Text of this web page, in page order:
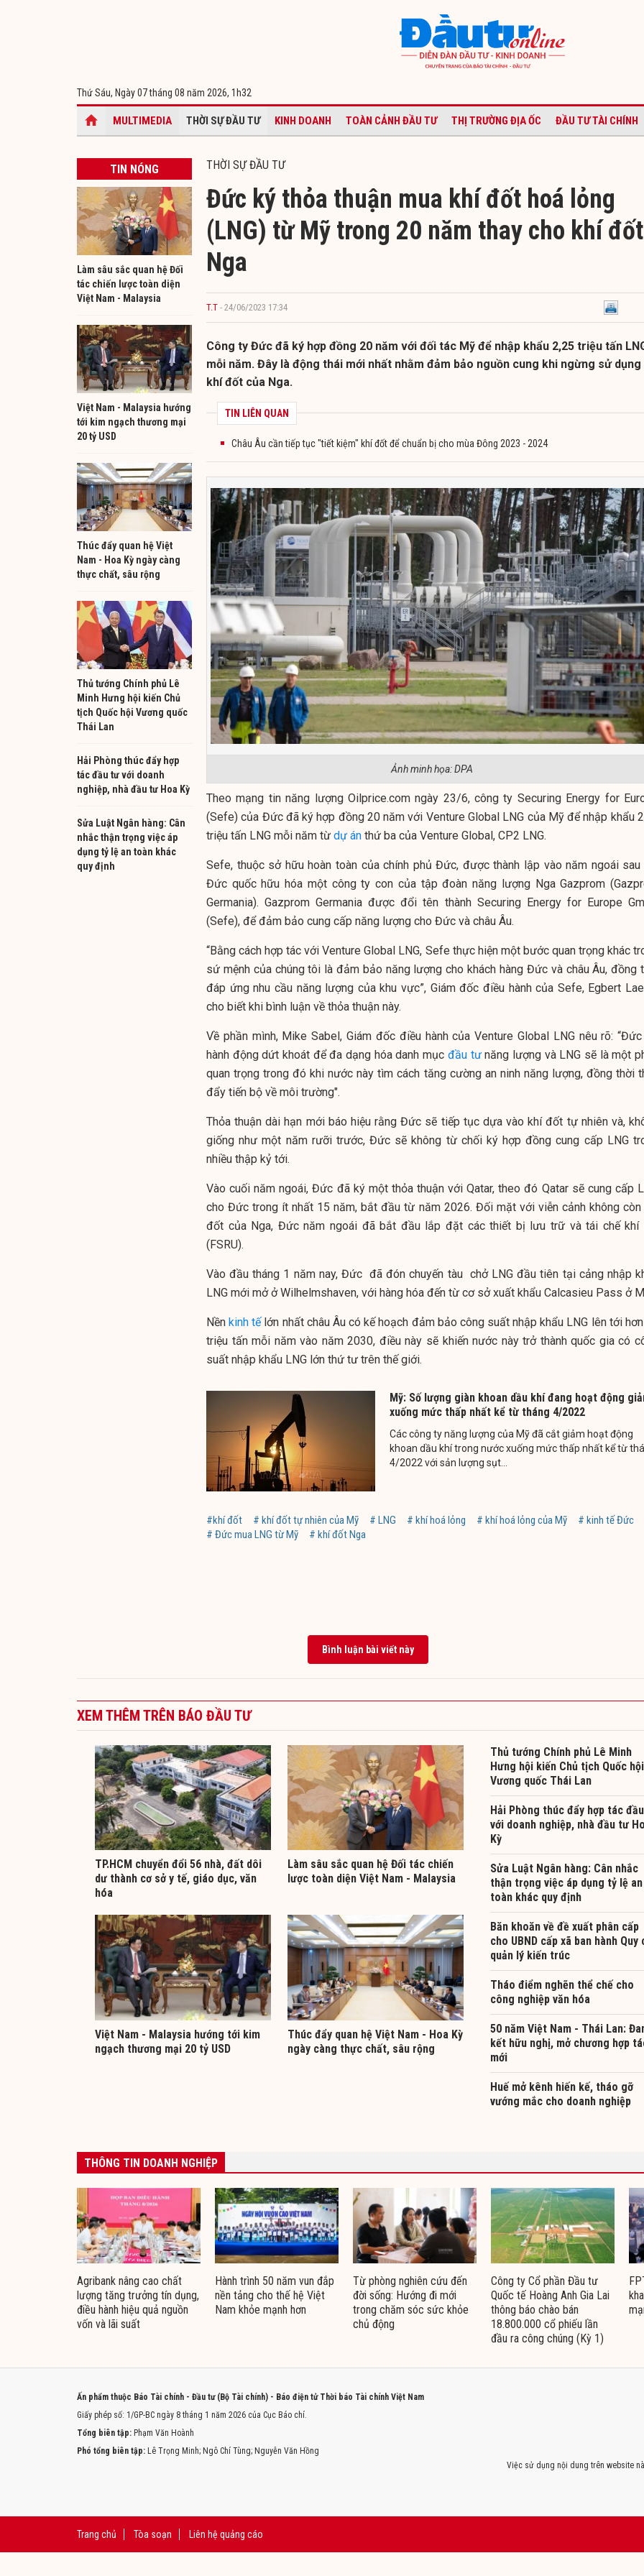
Thứ Sáu, Ngày 07 tháng 08 năm 2026, 1h32
MULTIMEDIA THỜI SỰ ĐẦU TƯ KINH DOANH TOÀN CẢNH ĐẦU TƯ THỊ TRƯỜNG ĐỊA ỐC ĐẦU TƯ TÀI CHÍNH
TIN NÓNG
Làm sâu sắc quan hệ Đối
tác chiến lược toàn diện
Việt Nam - Malaysia
Việt Nam - Malaysia hướng
tới kim ngạch thương mại
20 tỷ USD
Thúc đẩy quan hệ Việt
Nam - Hoa Kỳ ngày càng
thực chất, sâu rộng
Thủ tướng Chính phủ Lê
Minh Hưng hội kiến Chủ
tịch Quốc hội Vương quốc
Thái Lan
Hải Phòng thúc đẩy hợp
tác đầu tư với doanh
nghiệp, nhà đầu tư Hoa Kỳ
Sửa Luật Ngân hàng: Cân
nhắc thận trọng việc áp
dụng tỷ lệ an toàn khác
quy định
THỜI SỰ ĐẦU TƯ
Đức ký thỏa thuận mua khí đốt hoá lỏng
(LNG) từ Mỹ trong 20 năm thay cho khí đốt
Nga
T.T - 24/06/2023 17:34
Công ty Đức đã ký hợp đồng 20 năm với đối tác Mỹ để nhập khẩu 2,25 triệu tấn
mỗi năm. Đây là động thái mới nhất nhằm đảm bảo nguồn cung khi ngừng sử dụng
khí đốt của Nga.
TIN LIÊN QUAN
Châu Âu cần tiếp tục "tiết kiệm" khí đốt để chuẩn bị cho mùa Đông 2023 - 2024
Ảnh minh họa: DPA
Theo mạng tin năng lượng Oilprice.com ngày 23/6, công ty Securing Energy for
(Sefe) của Đức đã ký hợp đồng 20 năm với Venture Global LNG của Mỹ để nhập khẩu
triệu tấn LNG mỗi năm từ dự án thứ ba của Venture Global, CP2 LNG.
Sefe, thuộc sở hữu hoàn toàn của chính phủ Đức, được thành lập vào năm ngoái sau
Đức quốc hữu hóa một công ty con của tập đoàn năng lượng Nga Gazprom
Germania). Gazprom Germania được đổi tên thành Securing Energy for Europe
(Sefe), để đảm bảo cung cấp năng lượng cho Đức và châu Âu.
“Bằng cách hợp tác với Venture Global LNG, Sefe thực hiện một bước quan trọng khác
sứ mệnh của chúng tôi là đảm bảo năng lượng cho khách hàng Đức và châu Âu, đồng
đáp ứng nhu cầu năng lượng của khu vực”, Giám đốc điều hành của Sefe, Egbert
cho biết khi bình luận về thỏa thuận này.
Về phần mình, Mike Sabel, Giám đốc điều hành của Venture Global LNG nêu rõ:
hành động dứt khoát để đa dạng hóa danh mục đầu tưnăng lượng và LNG sẽ là một
quan trọng trong đó khi nước này tìm cách tăng cường an ninh năng lượng, đồng thời
đẩy tiến bộ về môi trường".
Thỏa thuận dài hạn mới báo hiệu rằng Đức sẽ tiếp tục dựa vào khí đốt tự nhiên và,
giống như một năm rưỡi trước, Đức sẽ không từ chối ký hợp đồng cung cấp LNG
nhiều thập kỷ tới.
Vào cuối năm ngoái, Đức đã ký một thỏa thuận với Qatar, theo đó Qatar sẽ cung cấp
cho Đức trong ít nhất 15 năm, bắt đầu từ năm 2026. Đối mặt với viễn cảnh không còn
đốt của Nga, Đức năm ngoái đã bắt đầu lắp đặt các thiết bị lưu trữ và tái chế khí
(FSRU).
Vào đầu tháng 1 năm nay, Đức đã đón chuyến tàu chở LNG đầu tiên tại cảng nhập
LNG mới mở ở Wilhelmshaven, với hàng hóa đến từ cơ sở xuất khẩu Calcasieu Pass ở
Nềnkinh tếlớn nhất châu Âu có kế hoạch đảm bảo công suất nhập khẩu LNG lên tới
triệu tấn mỗi năm vào năm 2030, điều này sẽ khiến nước này trở thành quốc gia có
suất nhập khẩu LNG lớn thứ tư trên thế giới.
Mỹ: Số lượng giàn khoan dầu khí đang hoạt động
xuống mức thấp nhất kể từ tháng 4/2022
Các công ty năng lượng của Mỹ đã cắt giảm hoạt động
khoan dầu khí trong nước xuống mức thấp nhất kể từ
4/2022 với sản lượng sụt...
#khí đốt # khí đốt tự nhiên của Mỹ # LNG # khí hoá lỏng # khí hoá lỏng của Mỹ
# kinh tế Đức
# Đức mua LNG từ Mỹ
# khí đốt Nga
Bình luận bài viết này
XEM THÊM TRÊN BÁO ĐẦU TƯ
TP.HCM chuyển đổi 56 nhà, đất dôi
dư thành cơ sở y tế, giáo dục, văn
hóa
Làm sâu sắc quan hệ Đối tác chiến
lược toàn diện Việt Nam - Malaysia
Việt Nam - Malaysia hướng tới kim
ngạch thương mại 20 tỷ USD
Thúc đẩy quan hệ Việt Nam - Hoa Kỳ
ngày càng thực chất, sâu rộng
Thủ tướng Chính phủ Lê Minh
Hưng hội kiến Chủ tịch Quốc hội
Vương quốc Thái Lan
Hải Phòng thúc đẩy hợp tác
với doanh nghiệp, nhà đầu tư
Kỳ
Sửa Luật Ngân hàng: Cân nhắc
thận trọng việc áp dụng tỷ lệ an
toàn khác quy định
Băn khoăn về đề xuất phân cấp
cho UBND cấp xã ban hành Quy
quản lý kiến trúc
Tháo điểm nghẽn thể chế cho
công nghiệp văn hóa
50 năm Việt Nam - Thái Lan:
kết hữu nghị, mở chương hợp
mới
Huế mở kênh hiến kế, tháo gỡ
vướng mắc cho doanh nghiệp
THÔNG TIN DOANH NGHIỆP
Agribank nâng cao chất
lượng tăng trưởng tín dụng,
điều hành hiệu quả nguồn
vốn và lãi suất
Hành trình 50 năm vun đắp
nền tảng cho thế hệ Việt
Nam khỏe mạnh hơn
Từ phòng nghiên cứu đến
đời sống: Hướng đi mới
trong chăm sóc sức khỏe
chủ động
Công ty Cổ phần Đầu tư
Quốc tế Hoàng Anh Gia Lai
thông báo chào bán
18.800.000 cổ phiếu lần
đầu ra công chúng (Kỳ 1)
Ấn phẩm thuộc Báo Tài chính - Đầu tư (Bộ Tài chính) - Báo điện tử Thời báo Tài chính Việt Nam
Giấy phép số: 1/GP-BC ngày 8 tháng 1 năm 2026 của Cục Báo chí.
Tổng biên tập: Phạm Văn Hoành
Phó tổng biên tập: Lê Trọng Minh; Ngô Chí Tùng; Nguyễn Văn Hồng
Việc sử dụng nội dung trên website
Trang chủ Tòa soạn Liên hệ quảng cáo